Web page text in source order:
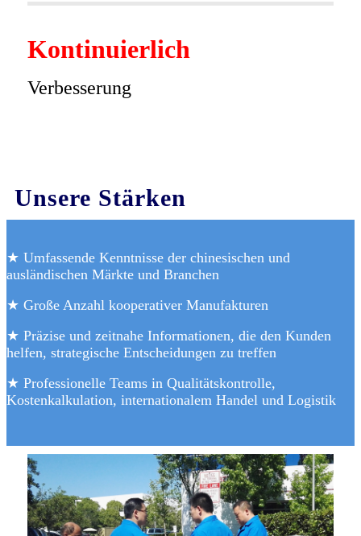
Kontinuierlich
Verbesserung
Unsere Stärken
★ Umfassende Kenntnisse der chinesischen und
ausländischen Märkte und Branchen
★ Große Anzahl kooperativer Manufakturen
★ Präzise und zeitnahe Informationen, die den Kunden
helfen, strategische Entscheidungen zu treffen
★ Professionelle Teams in Qualitätskontrolle,
Kostenkalkulation, internationalem Handel und Logistik